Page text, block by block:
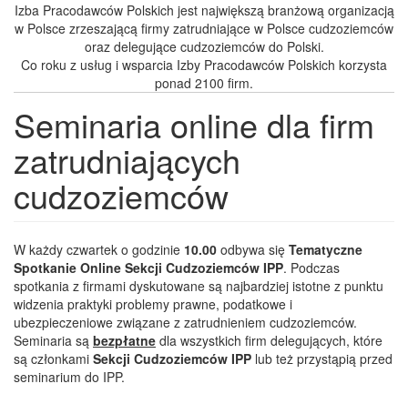
Izba Pracodawców Polskich jest największą branżową organizacją
w Polsce zrzeszającą firmy zatrudniające w Polsce cudzoziemców
oraz delegujące cudzoziemców do Polski.
Co roku z usług i wsparcia Izby Pracodawców Polskich korzysta
ponad 2100 firm.
Seminaria online dla firm
zatrudniających
cudzoziemców
W każdy czwartek o godzinie 10.00 odbywa się Tematyczne
Spotkanie Online Sekcji Cudzoziemców IPP. Podczas
spotkania z firmami dyskutowane są najbardziej istotne z punktu
widzenia praktyki problemy prawne, podatkowe i
ubezpieczeniowe związane z zatrudnieniem cudzoziemców.
Seminaria są bezpłatne dla wszystkich firm delegujących, które
są członkami Sekcji Cudzoziemców IPP lub też przystąpią przed
seminarium do IPP.